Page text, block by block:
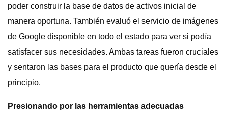
poder construir la base de datos de activos inicial de
manera oportuna. También evaluó el servicio de imágenes
de Google disponible en todo el estado para ver si podía
satisfacer sus necesidades. Ambas tareas fueron cruciales
y sentaron las bases para el producto que quería desde el
principio.
Presionando por las herramientas adecuadas